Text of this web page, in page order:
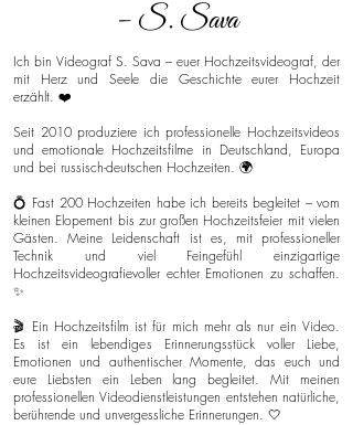
– S. Sava
Ich bin Videograf S. Sava – euer Hochzeitsvideograf, der
mit Herz und Seele die Geschichte eurer Hochzeit
erzählt. ❤️
Seit 2010 produziere ich professionelle Hochzeitsvideos
und emotionale Hochzeitsfilme in Deutschland, Europa
und bei russisch-deutschen Hochzeiten. 🌍
💍 Fast 200 Hochzeiten habe ich bereits begleitet – vom
kleinen Elopement bis zur großen Hochzeitsfeier mit vielen
Gästen. Meine Leidenschaft ist es, mit professioneller
Technik und viel Feingefühl einzigartige
Hochzeitsvideografievoller echter Emotionen zu schaffen.
✨
🎬 Ein Hochzeitsfilm ist für mich mehr als nur ein Video.
Es ist ein lebendiges Erinnerungsstück voller Liebe,
Emotionen und authentischer Momente, das euch und
eure Liebsten ein Leben lang begleitet. Mit meinen
professionellen Videodienstleistungen entstehen natürliche,
berührende und unvergessliche Erinnerungen. 🤍